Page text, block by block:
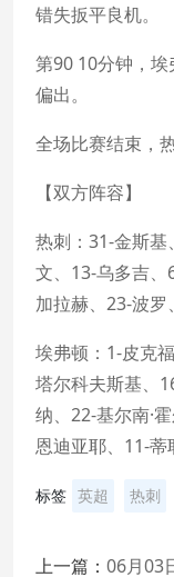
错失扳平良机。
第90 10分钟，
偏出。
全场比赛结束，
【双方阵容】
热刺：31-金斯基
文、13-乌多吉、
加拉赫、23-波
埃弗顿：1-皮克
塔尔科夫斯基、
纳、22-基尔南·
恩迪亚耶、11-蒂
标签 英超 热刺
上一篇： 06月03